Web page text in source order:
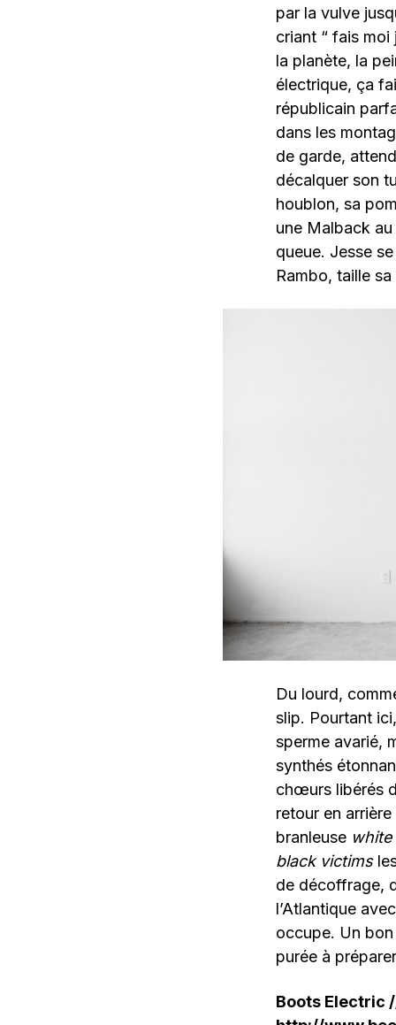
par la vulve
criant “ fais
la planète, la
électrique, ça
républicain
dans les
de garde,
décalquer son
houblon, sa
une Malback
queue. Jesse
Rambo, taille
Du lourd,
slip. Pourtant
sperme avarié,
synthés
chœurs libérés
retour en
branleuse
black victims
de décoffrage,
l’Atlantique
occupe. Un bon
purée à
Boots Electric